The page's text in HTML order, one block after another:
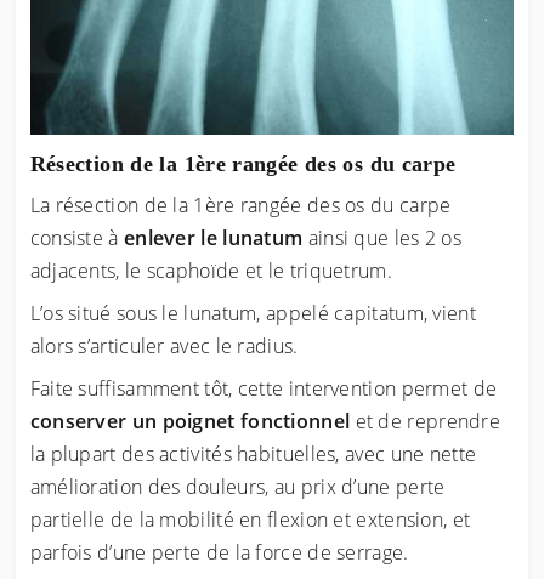
Résection de la 1ère rangée des os du carpe
La résection de la 1ère rangée des os du carpe
consiste à enlever le lunatum ainsi que les 2 os
adjacents, le scaphoïde et le triquetrum.
L’os situé sous le lunatum, appelé capitatum, vient
alors s’articuler avec le radius.
Faite suffisamment tôt, cette intervention permet de
conserver un poignet fonctionnel et de reprendre
la plupart des activités habituelles, avec une nette
amélioration des douleurs, au prix d’une perte
partielle de la mobilité en flexion et extension, et
parfois d’une perte de la force de serrage.